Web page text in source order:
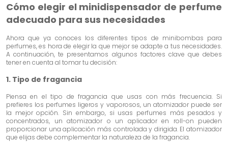
Cómo elegir el minidispensador de perfume
adecuado para sus necesidades
Ahora que ya conoces los diferentes tipos de minibombas para
perfumes, es hora de elegir la que mejor se adapte a tus necesidades.
A continuación, te presentamos algunos factores clave que debes
tener en cuenta al tomar tu decisión:
1. Tipo de fragancia
Piensa en el tipo de fragancia que usas con más frecuencia. Si
prefieres los perfumes ligeros y vaporosos, un atomizador puede ser
la mejor opción. Sin embargo, si usas perfumes más pesados ​​y
concentrados, un atomizador o un aplicador en roll-on pueden
proporcionar una aplicación más controlada y dirigida. El atomizador
que elijas debe complementar la naturaleza de la fragancia.